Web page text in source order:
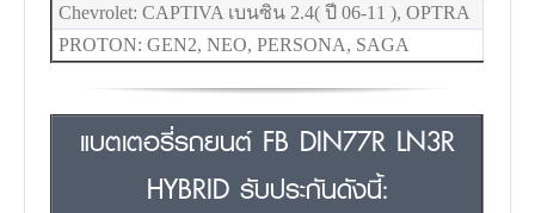
Chevrolet: CAPTIVA เบนซิน 2.4( ปี 06-11 ), OPTRA
PROTON: GEN2, NEO, PERSONA, SAGA
แบตเตอรี่รถยนต์ FB DIN77R LN3R
HYBRID รับประกันดังนี้: